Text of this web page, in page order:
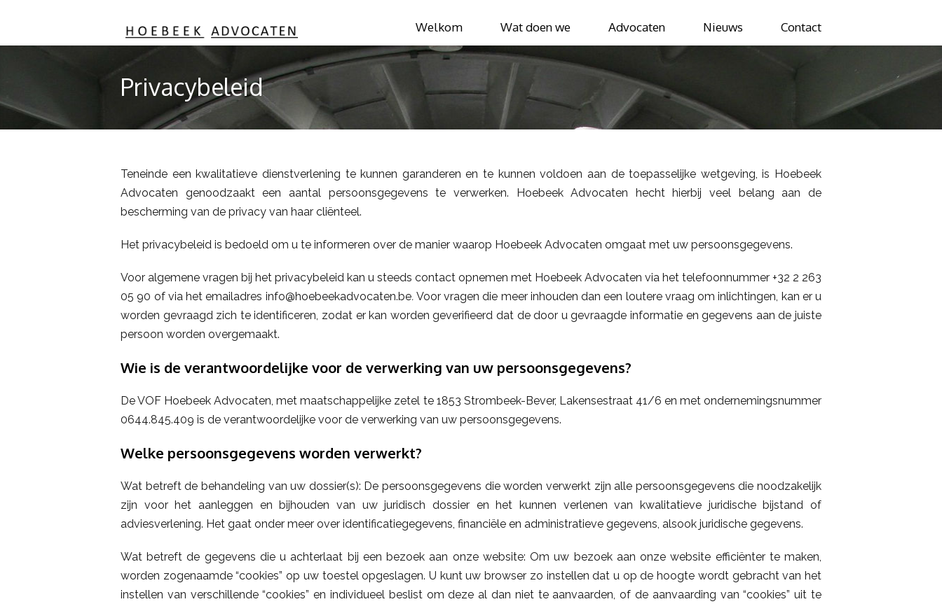
Welkom Wat doen we Advocaten Nieuws Contact
Privacybeleid
Teneinde een kwalitatieve dienstverlening te kunnen garanderen en te kunnen voldoen aan de toepasselijke wetgeving, is Hoebeek
Advocaten genoodzaakt een aantal persoonsgegevens te verwerken. Hoebeek Advocaten hecht hierbij veel belang aan de
bescherming van de privacy van haar cliënteel.
Het privacybeleid is bedoeld om u te informeren over de manier waarop Hoebeek Advocaten omgaat met uw persoonsgegevens.
Voor algemene vragen bij het privacybeleid kan u steeds contact opnemen met Hoebeek Advocaten via het telefoonnummer +32 2 263
05 90 of via het emailadres info@hoebeekadvocaten.be. Voor vragen die meer inhouden dan een loutere vraag om inlichtingen, kan er u
worden gevraagd zich te identificeren, zodat er kan worden geverifieerd dat de door u gevraagde informatie en gegevens aan de juiste
persoon worden overgemaakt.
Wie is de verantwoordelijke voor de verwerking van uw persoonsgegevens?
De VOF Hoebeek Advocaten, met maatschappelijke zetel te 1853 Strombeek-Bever, Lakensestraat 41/6 en met ondernemingsnummer
0644.845.409 is de verantwoordelijke voor de verwerking van uw persoonsgegevens.
Welke persoonsgegevens worden verwerkt?
Wat betreft de behandeling van uw dossier(s): De persoonsgegevens die worden verwerkt zijn alle persoonsgegevens die noodzakelijk
zijn voor het aanleggen en bijhouden van uw juridisch dossier en het kunnen verlenen van kwalitatieve juridische bijstand of
adviesverlening. Het gaat onder meer over identificatiegegevens, financiële en administratieve gegevens, alsook juridische gegevens.
Wat betreft de gegevens die u achterlaat bij een bezoek aan onze website: Om uw bezoek aan onze website efficiënter te maken,
worden zogenaamde “cookies” op uw toestel opgeslagen. U kunt uw browser zo instellen dat u op de hoogte wordt gebracht van het
instellen van verschillende “cookies” en individueel beslist om deze al dan niet te aanvaarden, of de aanvaarding van “cookies” uit te